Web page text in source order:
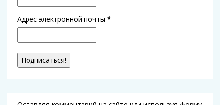
Адрес электронной почты *